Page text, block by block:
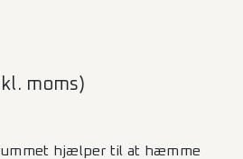
moms)
hjælper til at hæmme